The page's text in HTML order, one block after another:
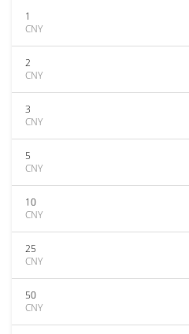
1
CNY
2
CNY
3
CNY
5
CNY
10
CNY
25
CNY
50
CNY